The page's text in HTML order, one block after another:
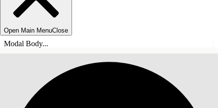
Open Main MenuClose
Modal Body...